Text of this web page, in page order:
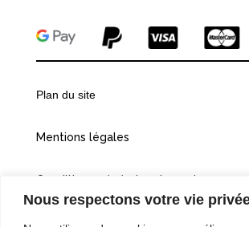
Nous respectons votre vie
Plan du site
Mentions légales
Conditions générales de vente
Politiques de confidentialité